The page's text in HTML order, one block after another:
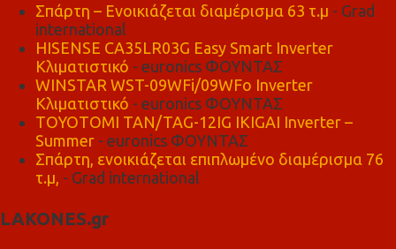
Σπάρτη – Ενοικιάζεται διαμέρισμα 63 τ.μ - Grad
international
HISENSE CA35LR03G Easy Smart Inverter
Κλιματιστικό - euronics ΦΟΥΝΤΑΣ
WINSTAR WST-09WFi/09WFo Inverter
Κλιματιστικό - euronics ΦΟΥΝΤΑΣ
TOYOTOMI TAN/TAG-12IG IKIGAI Inverter –
Summer - euronics ΦΟΥΝΤΑΣ
Σπάρτη, ενοικιάζεται επιπλωμένο διαμέρισμα 76
τ.μ, - Grad international
LAKONES.gr